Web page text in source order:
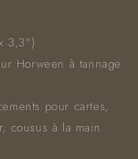
3,3")
Horween à tannage
pour cartes,
cousus à la main